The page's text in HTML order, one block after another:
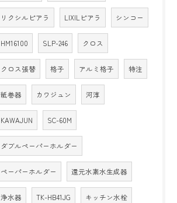
リクシルピアラ LIXILピアラ シンコー
HM16100 SLP-246 クロス
クロス張替 格子 アルミ格子 特注
紙巻器 カワジュン 河淳
KAWAJUN SC-60M
ダブルペーパーホルダー
ペーパーホルダー 還元水素水生成器
浄水器 TK-HB41JG キッチン水栓